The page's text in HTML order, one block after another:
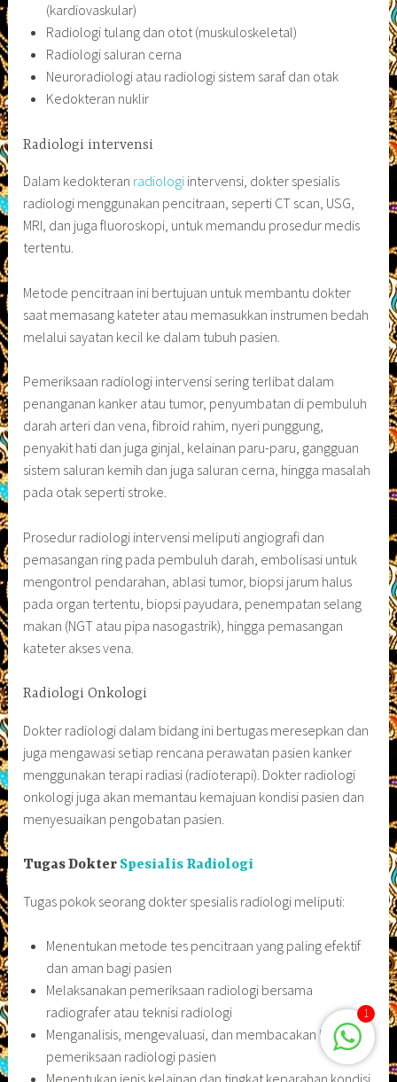
(kardiovaskular)
Radiologi tulang dan otot (muskuloskeletal)
Radiologi saluran cerna
Neuroradiologi atau radiologi sistem saraf dan otak
Kedokteran nuklir
Radiologi intervensi
Dalam kedokteran radiologi intervensi, dokter spesialis
radiologi menggunakan pencitraan, seperti CT scan, USG,
MRI, dan juga fluoroskopi, untuk memandu prosedur medis
tertentu.
Metode pencitraan ini bertujuan untuk membantu dokter
saat memasang kateter atau memasukkan instrumen bedah
melalui sayatan kecil ke dalam tubuh pasien.
Pemeriksaan radiologi intervensi sering terlibat dalam
penanganan kanker atau tumor, penyumbatan di pembuluh
darah arteri dan vena, fibroid rahim, nyeri punggung,
penyakit hati dan juga ginjal, kelainan paru-paru, gangguan
sistem saluran kemih dan juga saluran cerna, hingga masalah
pada otak seperti stroke.
Prosedur radiologi intervensi meliputi angiografi dan
pemasangan ring pada pembuluh darah, embolisasi untuk
mengontrol pendarahan, ablasi tumor, biopsi jarum halus
pada organ tertentu, biopsi payudara, penempatan selang
makan (NGT atau pipa nasogastrik), hingga pemasangan
kateter akses vena.
Radiologi Onkologi
Dokter radiologi dalam bidang ini bertugas meresepkan dan
juga mengawasi setiap rencana perawatan pasien kanker
menggunakan terapi radiasi (radioterapi). Dokter radiologi
onkologi juga akan memantau kemajuan kondisi pasien dan
menyesuaikan pengobatan pasien.
Tugas Dokter Spesialis Radiologi
Tugas pokok seorang dokter spesialis radiologi meliputi:
Menentukan metode tes pencitraan yang paling efektif
dan aman bagi pasien
Melaksanakan pemeriksaan radiologi bersama
radiografer atau teknisi radiologi
Menganalisis, mengevaluasi, dan membacakan hasil
pemeriksaan radiologi pasien
1